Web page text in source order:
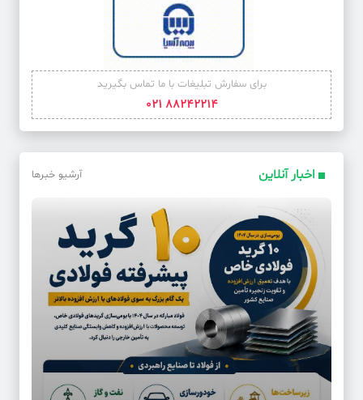
برای سفارش تبلیغات با ما تماس بگیرید
88242214 021
اخبار آنلاین آرشیو خبرها